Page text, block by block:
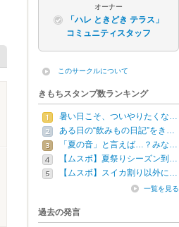
オーナー
「ハレ ときどき テラス」
コミュニティスタッフ
このサークルについて
きもちスタンプ数ランキング
暑い日こそ、ついやりたくな…
ある日の“飲みもの日記”をき…
「夏の音」と言えば…？みな…
【ムスボ】夏祭りシーズン到…
【ムスボ】スイカ割り以外に…
一覧を見る
過去の発言